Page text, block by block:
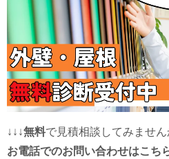
↓↓↓無料で見積相談してみません
お電話でのお問い合わせはこち